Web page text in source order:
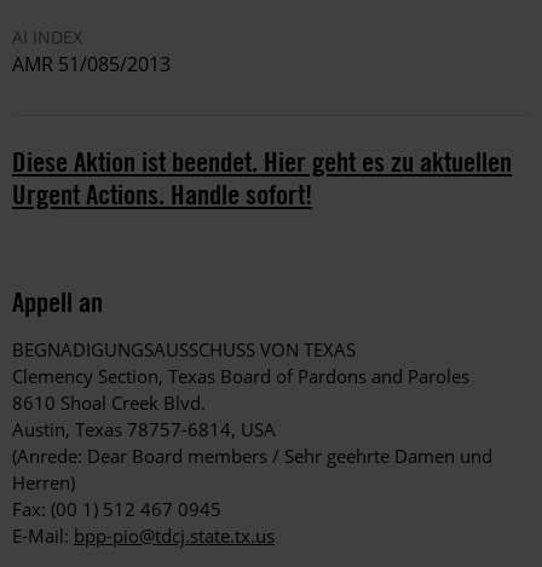
AI INDEX
AMR 51/085/2013
Diese Aktion ist beendet. Hier geht es zu aktuellen
Urgent Actions. Handle sofort!
Appell an
BEGNADIGUNGSAUSSCHUSS VON TEXAS
Clemency Section, Texas Board of Pardons and Paroles
8610 Shoal Creek Blvd.
Austin, Texas 78757-6814, USA
(Anrede: Dear Board members / Sehr geehrte Damen und
Herren)
Fax: (00 1) 512 467 0945
E-Mail: bpp-pio@tdcj.state.tx.us